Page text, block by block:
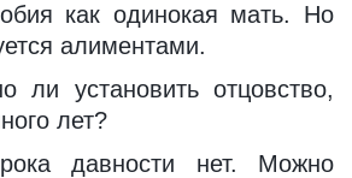
как одинокая мать. Но
алиментами.
ли установить отцовство,
лет?
давности нет. Можно